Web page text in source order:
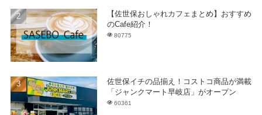
【佐世保おしゃれカフェまとめ】おすすめ
のCafe紹介！
80775
佐世保イチの品揃え！コストコ商品が満載
「ジャンクマート早岐店」がオープン
60361